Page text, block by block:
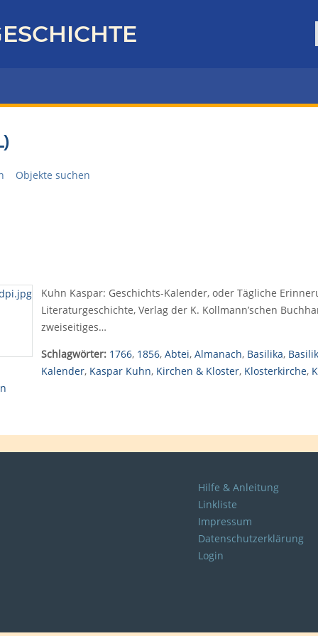
Objekte suchen
Kuhn Kaspar: Geschichts-Kalender, oder Tägliche
Literaturgeschichte, Verlag der K. Kollmann’schen
zweiseitiges…
Schlagwörter: 1766, 1856, Abtei, Almanach, Basilika,
Kalender, Kaspar Kuhn, Kirchen & Kloster, Klosterkirche,
Hilfe & Anleitung
Linkliste
Impressum
Datenschutzerklärung
Login